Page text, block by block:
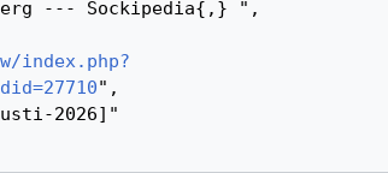
index.php?
",